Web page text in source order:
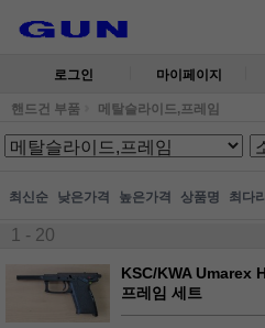
로그인 마이페이지
핸드건 부품 메탈슬라이드,프레임
최신순 낮은가격 높은가격 상품명 최다
1 - 20
KSC/KWA Umarex
프레임 세트